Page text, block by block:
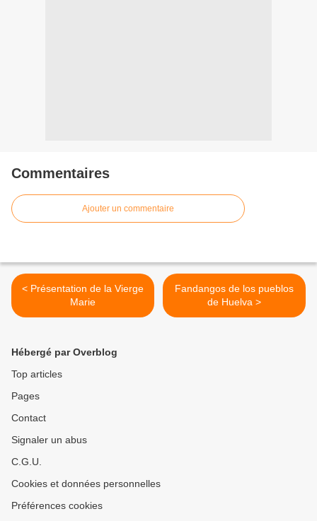
Commentaires
Ajouter un commentaire
< Présentation de la Vierge
Marie
Fandangos de los pueblos
de Huelva >
Hébergé par Overblog
Top articles
Pages
Contact
Signaler un abus
C.G.U.
Cookies et données personnelles
Préférences cookies